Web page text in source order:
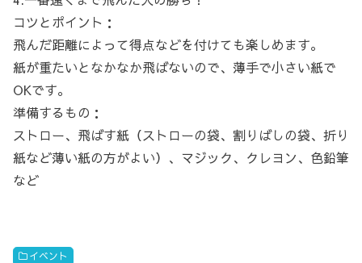
コツとポイント：
飛んだ距離によって得点などを付けても楽しめます。
紙が重たいとなかなか飛ばないので、薄手で小さい紙で
OKです。
準備するもの：
ストロー、飛ばす紙（ストローの袋、割りばしの袋、折り
紙など薄い紙の方がよい）、マジック、クレヨン、色鉛筆
など
イベント